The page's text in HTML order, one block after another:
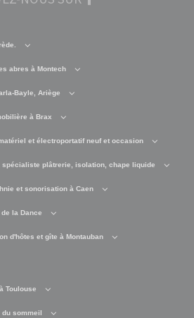
abres à Montech
Bayle, Ariège
à Brax
et électroportatif neuf et occasion
spécialiste plâtrerie, isolation, chape liquide
et sonorisation à Caen
la Dance
d'hôtes et gîte à Montauban
Toulouse
du sommeil